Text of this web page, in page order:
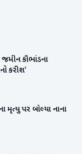
જમીન કૌભાંડના
કરીશ'
મૃત્યુ પર બોલ્યા નાના